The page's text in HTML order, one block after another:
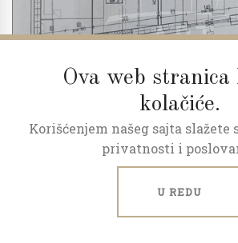
Ova web
kolačiće.
Korišćenjem našeg sajta slažete
privatnosti i
U REDU
3.0 52 m2
Predprodaja,